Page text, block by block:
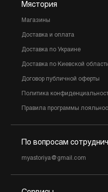
Мястория
Магазины
Доставка и оплата
Доставка по Украине
Доставка по Киевской
Договор публичной оферты
Политика
Правила программы
По вопросам
myastoriya@gmail.com